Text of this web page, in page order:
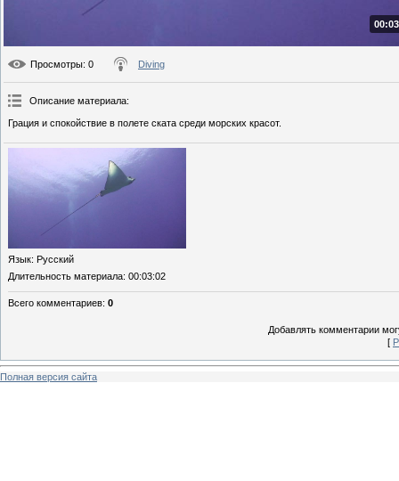
Просмотры: 0 Diving
Описание материала:
Грация и спокойствие в полете ската среди морских красот.
Язык: Русский
Длительность материала: 00:03:02
Всего комментариев: 0
Добавлять комментарии
[
Полная версия сайта